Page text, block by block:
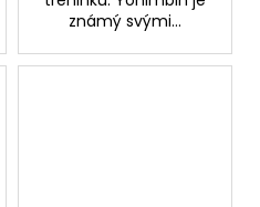
známý svými...